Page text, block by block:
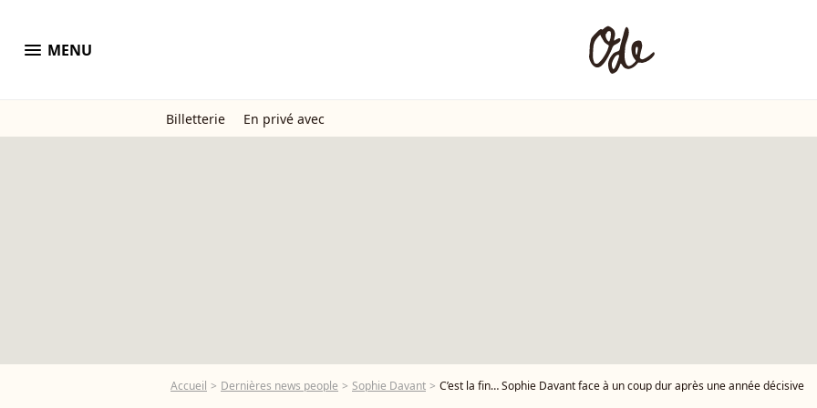
menu MENU
Billetterie En privé avec
Accueil Dernières news people Sophie Davant C’est la fin… Sophie Davant face à un coup dur après une année décisive